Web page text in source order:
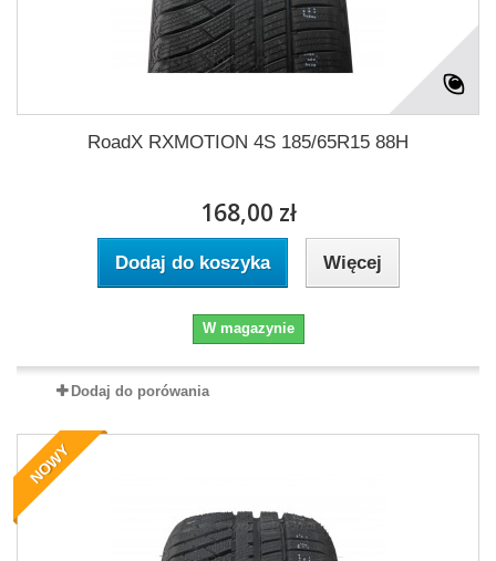
RoadX RXMOTION 4S 185/65R15 88H
168,00 zł
Dodaj do koszyka Więcej
W magazynie
Dodaj do porówania
NOWY